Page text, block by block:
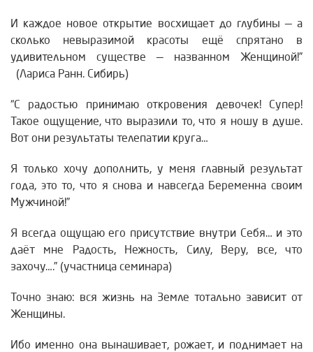
И каждое новое открытие восхищает до глубины — а
сколько невыразимой красоты ещё спрятано в
удивительном существе — названном Женщиной!”
(Лариса Ранн. Сибирь)
“С радостью принимаю откровения девочек! Супер!
Такое ощущение, что выразили то, что я ношу в душе.
Вот они результаты телепатии круга…
Я только хочу дополнить, у меня главный результат
года, это то, что я снова и навсегда Беременна своим
Мужчиной!”
Я всегда ощущаю его присутствие внутри Себя… и это
даёт мне Радость, Нежность, Силу, Веру, все, что
захочу….” (участница семинара)
Точно знаю: вся жизнь на Земле тотально зависит от
Женщины.
Ибо именно она вынашивает, рожает, и поднимает на